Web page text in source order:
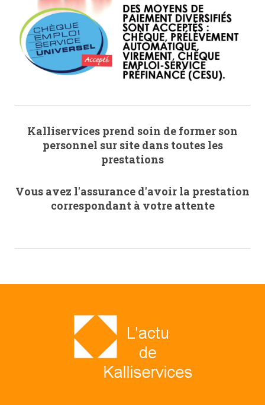
Kalliservices prend soin de former son
personnel sur site dans toutes les
prestations
Vous avez l'assurance d'avoir la prestation
correspondant à votre attente